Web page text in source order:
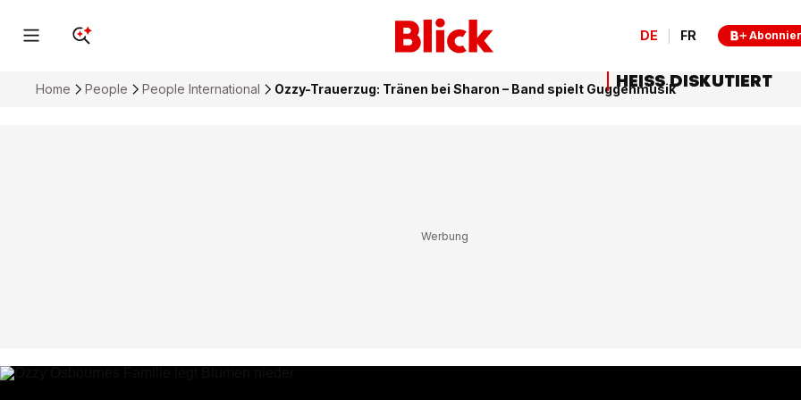
DE FR
Home People People International Ozzy-Trauerzug: Tränen bei Sharon – Band spielt GuggenmusikHEISS DISKUTIERT